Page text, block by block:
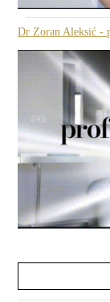
Dr Zoran Aleksić -